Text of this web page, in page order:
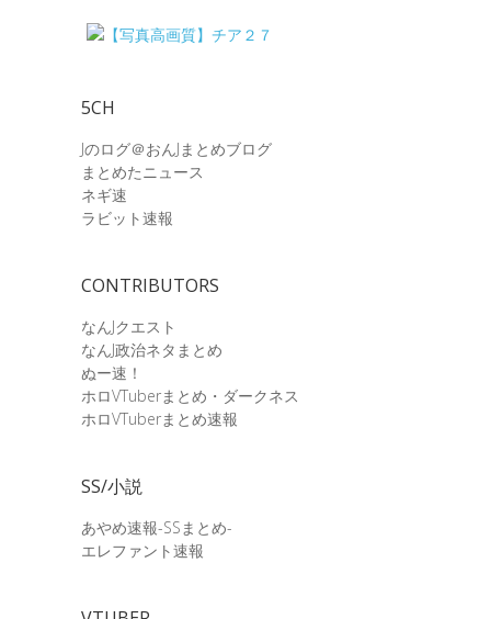
5CH
Jのログ＠おんJまとめブログ
まとめたニュース
ネギ速
ラビット速報
CONTRIBUTORS
なんJクエスト
なんJ政治ネタまとめ
ぬー速！
ホロVTuberまとめ・ダークネス
ホロVTuberまとめ速報
SS/小説
あやめ速報-SSまとめ-
エレファント速報